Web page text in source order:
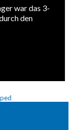
war das 3-
den